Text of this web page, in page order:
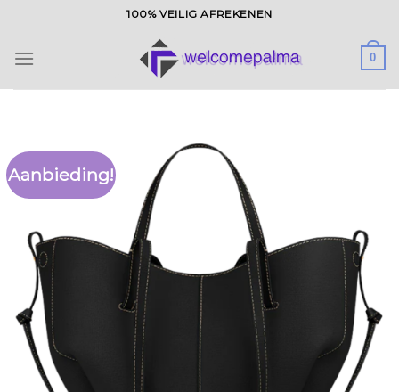
inhoud
100% VEILIG AFREKENEN
0
Aanbieding!